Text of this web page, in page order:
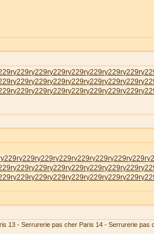
у229rу229rу229rу229rу229rу229rу229r
у229rу229rу229rу229rу229rу229rу229r
у229rу229rу229rу229rу229rу229rу229r
у229rу229rу229rу229rу229rу229rу229rу229r
у229rу229rу229rу229rу229rу229rу229r
у229rу229rу229rу229rу229rу229rу229r
13 - Serrurerie pas cher Paris 14 - Serrurerie pas